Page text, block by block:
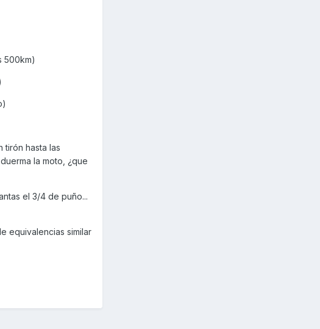
500km)
tirón hasta las
la moto, ¿que
el 3/4 de puño...
equivalencias similar